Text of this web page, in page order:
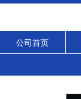
公司首页